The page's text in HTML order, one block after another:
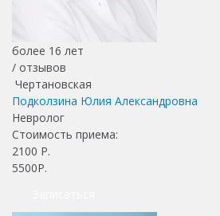
более 16 лет
/ отзывов
Чертановская
Подколзина Юлия Александровна
Невролог
Стоимость приема:
2100 Р.
5500Р.